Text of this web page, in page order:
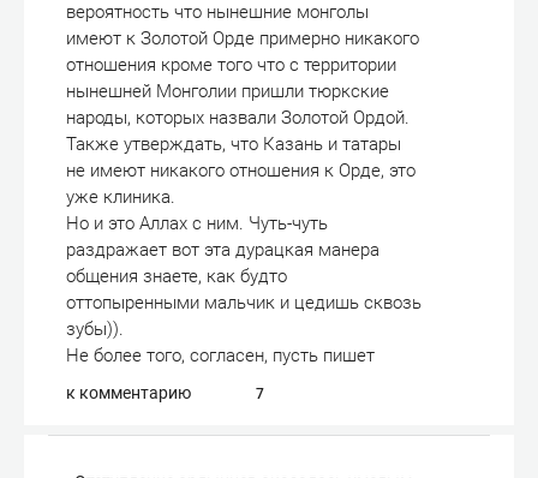
вероятность что нынешние монголы
имеют к Золотой Орде примерно никакого
отношения кроме того что с территории
нынешней Монголии пришли тюркские
народы, которых назвали Золотой Ордой.
Также утверждать, что Казань и татары
не имеют никакого отношения к Орде, это
уже клиника.
Но и это Аллах с ним. Чуть-чуть
раздражает вот эта дурацкая манера
общения знаете, как будто
оттопыренными мальчик и цедишь сквозь
зубы)).
Не более того, согласен, пусть пишет
к комментарию 7